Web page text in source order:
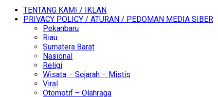
TENTANG KAMI / IKLAN
PRIVACY POLICY / ATURAN / PEDOMAN MEDIA SIBER
Pekanbaru
Riau
Sumatera Barat
Nasional
Religi
Wisata – Sejarah – Mistis
Viral
Otomotif – Olahraga